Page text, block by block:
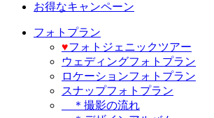
お得なキャンペーン
フォトプラン
♥️フォトジェニックツアー
ウェディングフォトプラン
ロケーションフォトプラン
スナップフォトプラン
＊撮影の流れ